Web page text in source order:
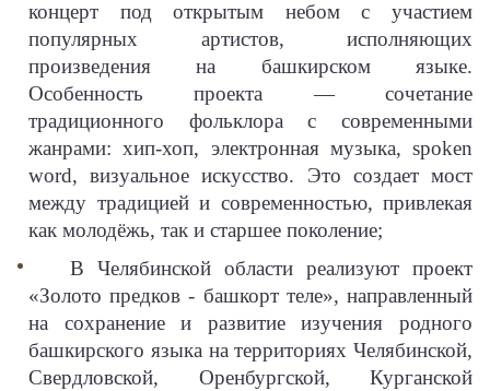
концерт под открытым небом с участием
популярных артистов, исполняющих
произведения на башкирском языке.
Особенность проекта — сочетание
традиционного фольклора с современными
жанрами: хип-хоп, электронная музыка, spoken
word, визуальное искусство. Это создает мост
между традицией и современностью, привлекая
как молодёжь, так и старшее поколение;
В Челябинской области реализуют проект
«Золото предков - башкорт теле», направленный
на сохранение и развитие изучения родного
башкирского языка на территориях Челябинской,
Свердловской, Оренбургской, Курганской